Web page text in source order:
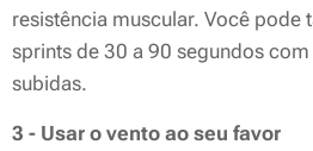
resistência muscular. Você pode
sprints de 30 a 90 segundos
subidas.
3 - Usar o vento ao seu favor